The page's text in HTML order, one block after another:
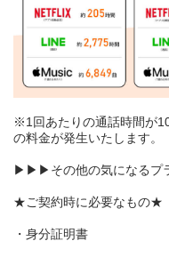
※1回あたりの通話時間が
の料金が発生いたします。
▶▶▶その他の気になるプ
★ご契約時に必要なもの★
・身分証明書